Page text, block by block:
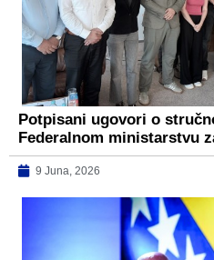
Potpisani ugovori o
Federalnom ministarstvu
9 Juna, 2026